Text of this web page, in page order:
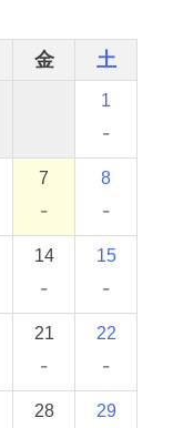
金 土
1
-
7
-
8
-
14
-
15
-
21
-
22
-
28 29